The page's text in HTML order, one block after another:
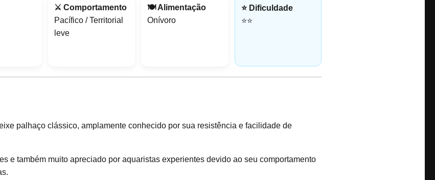
⚔️ Comportamento
Pacífico / Territorial
leve
🍽️ Alimentação
Onívoro
⭐ Dificuldade
⭐⭐
palhaço clássico, amplamente conhecido por sua resistência e facilidade de
e também muito apreciado por aquaristas experientes devido ao seu comportamento